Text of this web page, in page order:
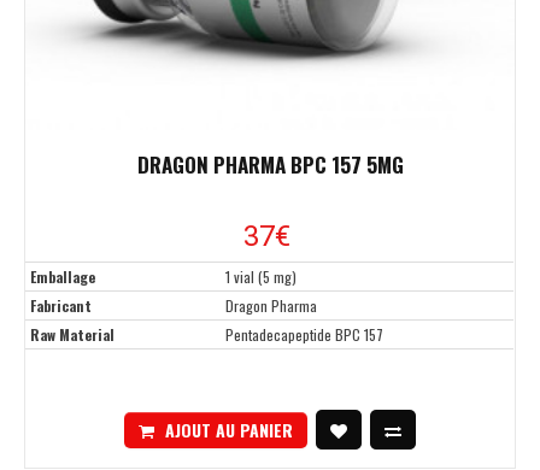
DRAGON PHARMA BPC 157 5MG
37€
Emballage
1 vial (5 mg)
Fabricant
Dragon Pharma
Raw Material
Pentadecapeptide BPC 157
AJOUT AU PANIER